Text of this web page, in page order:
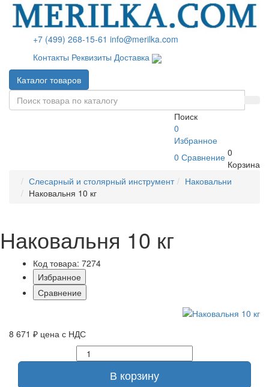
+7 (499) 268-15-61 info@merilka.com
Контакты Реквизиты Доставка
Каталог товаров
Поиск
0
Избранное
0 Сравнение 0
Корзина
Слесарный и столярный инструмент
Наковальни
Наковальня 10 кг
Наковальня 10 кг
Код товара: 7274
Избранное
Сравнение
8 671 ₽ цена с НДС
В корзину